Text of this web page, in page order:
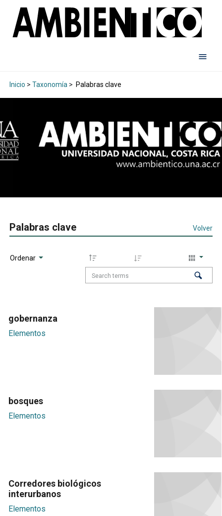
Inicio > Taxonomía > Palabras clave
Palabras clave Volver
Ordenar
gobernanza
Elementos
bosques
Elementos
Corredores biológicos
interurbanos
Elementos